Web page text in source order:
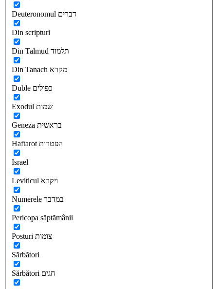
Deuteronomul דברים
Din scripturi
Din Talmud תלמוד
Din Tanach מקרא
Duble כפולים
Exodul שמות
Geneza בראשית
Haftarot הפטרות
Israel
Leviticul ויקרא
Numerele במדבר
Pericopa săptămânii
Posturi צומות
Sărbători
Sărbători חגים